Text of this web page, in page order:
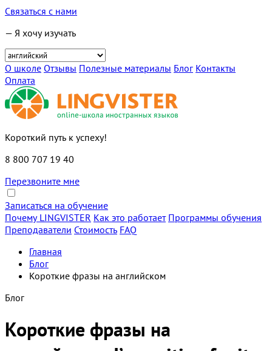
Связаться с нами
— Я хочу изучать
О школе Отзывы Полезные материалы Блог Контакты
Оплата
Короткий путь к успеху!
8 800 707 19 40
Перезвоните мне
Записаться на обучение
Почему LINGVISTER Как это работает Программы обучения
Преподаватели Стоимость FAQ
Главная
Блог
Короткие фразы на английском
Блог
Короткие фразы на